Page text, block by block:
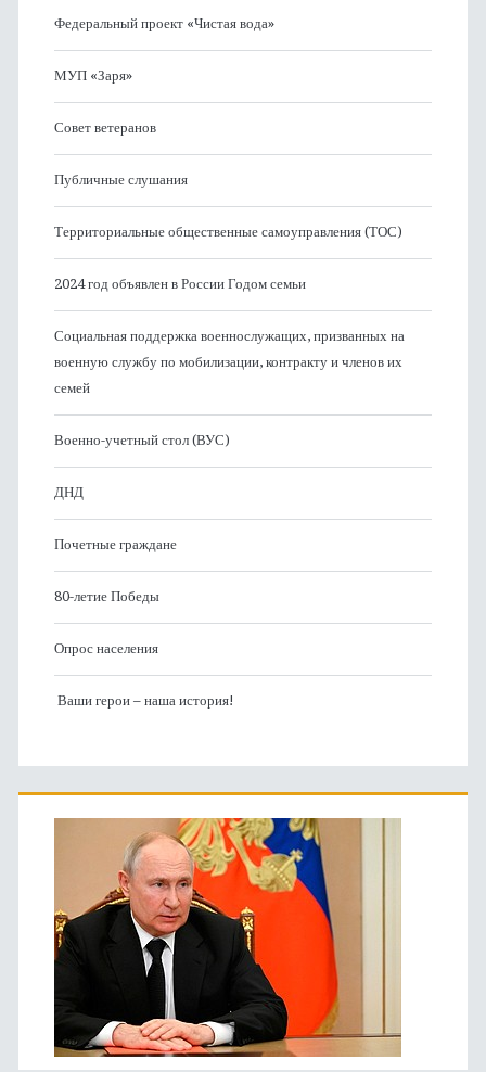
Федеральный проект «Чистая вода»
МУП «Заря»
Совет ветеранов
Публичные слушания
Территориальные общественные самоуправления (ТОС)
2024 год объявлен в России Годом семьи
Социальная поддержка военнослужащих, призванных на
военную службу по мобилизации, контракту и членов их
семей
Военно-учетный стол (ВУС)
ДНД
Почетные граждане
80-летие Победы
Опрос населения
Ваши герои – наша история!